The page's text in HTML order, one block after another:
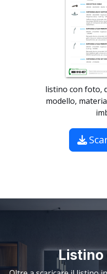
listino con foto,
modello,
Listino